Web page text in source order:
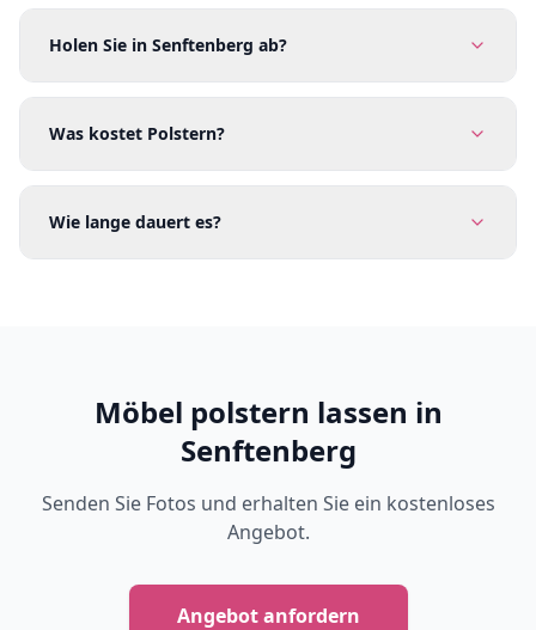
Holen Sie in Senftenberg ab?
Was kostet Polstern?
Wie lange dauert es?
Möbel polstern lassen in
Senftenberg
Senden Sie Fotos und erhalten Sie ein kostenloses
Angebot.
Angebot anfordern